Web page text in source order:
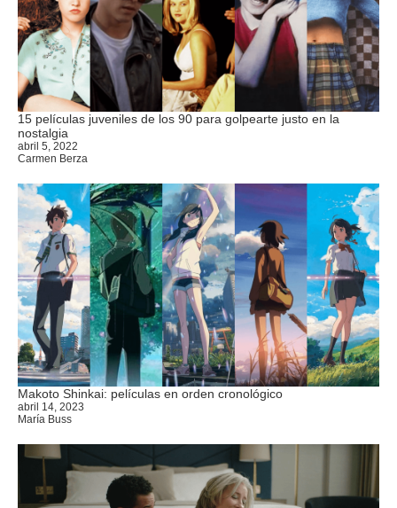
15 películas juveniles de los 90 para golpearte justo en la
nostalgia
abril 5, 2022
Carmen Berza
Makoto Shinkai: películas en orden cronológico
abril 14, 2023
María Buss